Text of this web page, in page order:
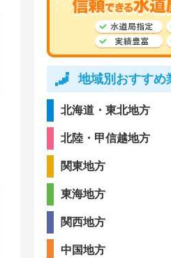
5
（3件）
ー
地域別おすすめ
北海道・東北地方
北陸・甲信越地方
関東地方
東海地方
関西地方
中国地方